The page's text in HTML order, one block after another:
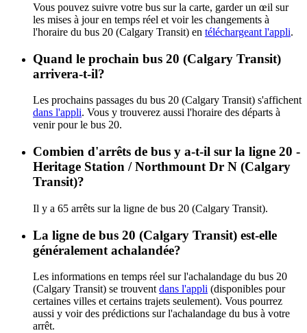
Vous pouvez suivre votre bus sur la carte, garder un œil sur
les mises à jour en temps réel et voir les changements à
l'horaire du bus 20 (Calgary Transit) en téléchargeant l'appli.
Quand le prochain bus 20 (Calgary Transit)
arrivera-t-il?
Les prochains passages du bus 20 (Calgary Transit) s'affichent
dans l'appli. Vous y trouverez aussi l'horaire des départs à
venir pour le bus 20.
Combien d'arrêts de bus y a-t-il sur la ligne 20 -
Heritage Station / Northmount Dr N (Calgary
Transit)?
Il y a 65 arrêts sur la ligne de bus 20 (Calgary Transit).
La ligne de bus 20 (Calgary Transit) est-elle
généralement achalandée?
Les informations en temps réel sur l'achalandage du bus 20
(Calgary Transit) se trouvent dans l'appli (disponibles pour
certaines villes et certains trajets seulement). Vous pourrez
aussi y voir des prédictions sur l'achalandage du bus à votre
arrêt.